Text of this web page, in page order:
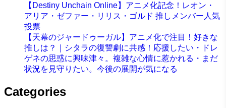
【Destiny Unchain Online】アニメ化記念！レオン・
アリア・ゼファー・リリス・ゴルド 推しメンバー人気
投票
【天幕のジャードゥーガル】アニメ化で注目！好きな
推しは？｜シタラの復讐劇に共感！応援したい・ドレ
ゲネの思惑に興味津々。複雑な心情に惹かれる・まだ
状況を見守りたい。今後の展開が気になる
Categories